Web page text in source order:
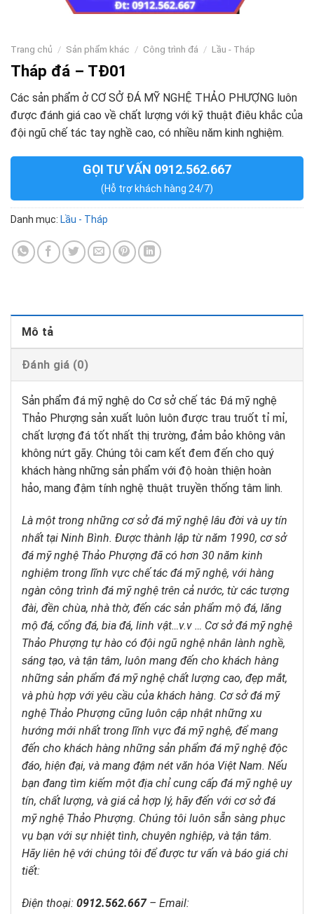
Trang chủ / Sản phẩm khác / Công trình đá / Lầu - Tháp
Tháp đá – TĐ01
Các sản phẩm ở CƠ SỞ ĐÁ MỸ NGHỆ THẢO PHƯỢNG luôn
được đánh giá cao về chất lượng với kỹ thuật điêu khắc của
đội ngũ chế tác tay nghề cao, có nhiều năm kinh nghiệm.
GỌI TƯ VẤN 0912.562.667
(Hỗ trợ khách hàng 24/7)
Danh mục: Lầu - Tháp
Mô tả
Đánh giá (0)
Sản phẩm đá mỹ nghệ do Cơ sở chế tác Đá mỹ nghệ
Thảo Phượng sản xuất luôn luôn được trau truốt tỉ mỉ,
chất lượng đá tốt nhất thị trường, đảm bảo không vân
không nứt gãy. Chúng tôi cam kết đem đến cho quý
khách hàng những sản phẩm với độ hoàn thiện hoàn
hảo, mang đậm tính nghệ thuật truyền thống tâm linh.
Là một trong những cơ sở đá mỹ nghệ lâu đời và uy tín
nhất tại Ninh Bình. Được thành lập từ năm 1990, cơ sở
đá mỹ nghệ Thảo Phượng đã có hơn 30 năm kinh
nghiệm trong lĩnh vực chế tác đá mỹ nghệ, với hàng
ngàn công trình đá mỹ nghệ trên cả nước, từ các tượng
đài, đền chùa, nhà thờ, đến các sản phẩm mộ đá, lăng
mộ đá, cổng đá, bia đá, linh vật…v.v … Cơ sở đá mỹ nghệ
Thảo Phượng tự hào có đội ngũ nghệ nhân lành nghề,
sáng tạo, và tận tâm, luôn mang đến cho khách hàng
những sản phẩm đá mỹ nghệ chất lượng cao, đẹp mắt,
và phù hợp với yêu cầu của khách hàng. Cơ sở đá mỹ
nghệ Thảo Phượng cũng luôn cập nhật những xu
hướng mới nhất trong lĩnh vực đá mỹ nghệ, để mang
đến cho khách hàng những sản phẩm đá mỹ nghệ độc
đáo, hiện đại, và mang đậm nét văn hóa Việt Nam. Nếu
bạn đang tìm kiếm một địa chỉ cung cấp đá mỹ nghệ uy
tín, chất lượng, và giá cả hợp lý, hãy đến với cơ sở đá
mỹ nghệ Thảo Phượng. Chúng tôi luôn sẵn sàng phục
vụ bạn với sự nhiệt tình, chuyên nghiệp, và tận tâm.
Hãy liên hệ với chúng tôi để được tư vấn và báo giá chi
tiết:
Điện thoại: 0912.562.667– Email: